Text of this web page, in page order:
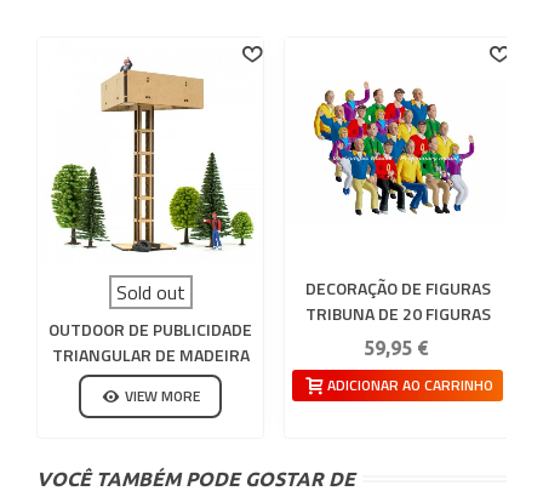
Sold out
OUTDOOR DE PUBLICIDADE
TRIANGULAR DE MADEIRA
PARA CIRCUITO DE SLOT
VIEW MORE
DECORAÇÃO DE FIGURAS
TRIBUNA DE 20 FIGURAS
CARRERA 132-124
59,95 €
ADICIONAR AO CARRINHO
VOCÊ TAMBÉM PODE GOSTAR DE